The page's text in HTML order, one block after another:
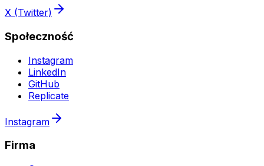
X (Twitter)
Społeczność
Instagram
LinkedIn
GitHub
Replicate
Instagram
Firma